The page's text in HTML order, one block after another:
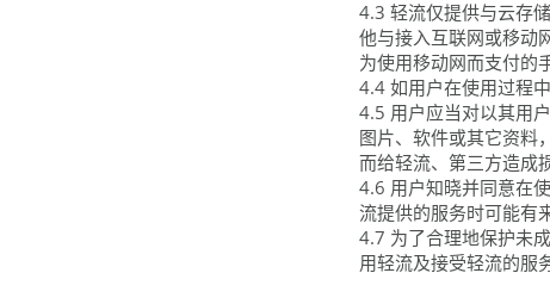
4.3 轻流仅提供与云存
他与接入互联网或移动
为使用移动网而支付的
4.4 如用户在使用过程
4.5 用户应当对以其用
图片、软件或其它资料
而给轻流、第三方造成
4.6 用户知晓并同意在
流提供的服务时可能有
4.7 为了合理地保护未
用轻流及接受轻流的服